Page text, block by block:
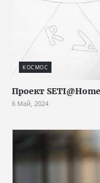
КОСМОС
Проект
6 Май, 2024